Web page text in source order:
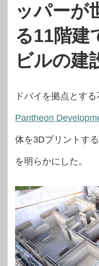
ッパーが
る11階建
ビルの建
ドバイを拠点とす
Pantheon
体を3Dプリントす
を明らかにした。